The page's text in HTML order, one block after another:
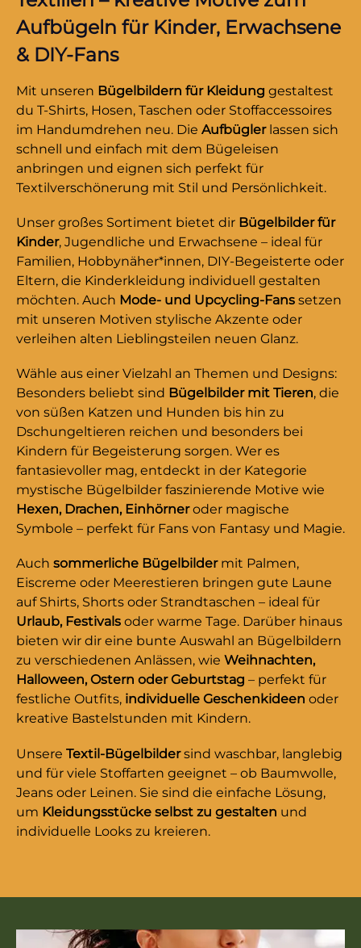
besonders charmant.Dank hochwertiger
Verarbeitung bleibt das Bügelbild langlebig,
farbstark und waschfest. Verwandle schlichte
Stoffe im Handumdrehen in ein verspieltes
Lieblingsstück – mit diesem zuckersüßen
Dino-Bügelbild im Sommer-Look!Du willst
noch mehr Bügelbilder mit Dinosauriern
entdecken? Dann wirf einen Blick auf unsere
Dino-Kollektion – und finde dein nächstes
Lieblingsmotiv!
Aufbügeln für Kinder, Erwachsene
& DIY-Fans
Mit unseren Bügelbildern für Kleidung gestaltest
du T-Shirts, Hosen, Taschen oder Stoffaccessoires
im Handumdrehen neu. Die Aufbüglerlassen sich
schnell und einfach mit dem Bügeleisen
anbringen und eignen sich perfekt für
Textilverschönerung mit Stil und Persönlichkeit.
Unser großes Sortiment bietet dir Bügelbilder für
Kinder, Jugendliche und Erwachsene – ideal für
Familien, Hobbynäher*innen, DIY-Begeisterte oder
Eltern, die Kinderkleidung individuell gestalten
möchten. Auch Mode- und Upcycling-Fans setzen
mit unseren Motiven stylische Akzente oder
verleihen alten Lieblingsteilen neuen Glanz.
Wähle aus einer Vielzahl an Themen und Designs:
Besonders beliebt sind Bügelbilder mit Tieren, die
von süßen Katzen und Hunden bis hin zu
Dschungeltieren reichen und besonders bei
Kindern für Begeisterung sorgen. Wer es
fantasievoller mag, entdeckt in der Kategorie
mystische Bügelbilder faszinierende Motive wie
Hexen, Drachen, Einhörneroder magische
Symbole – perfekt für Fans von Fantasy und Magie.
Auch sommerliche Bügelbildermit Palmen,
Eiscreme oder Meerestieren bringen gute Laune
auf Shirts, Shorts oder Strandtaschen – ideal für
Urlaub, Festivals oder warme Tage. Darüber hinaus
bieten wir dir eine bunte Auswahl an Bügelbildern
zu verschiedenen Anlässen, wie Weihnachten,
Halloween, Ostern oder Geburtstag – perfekt für
festliche Outfits, individuelle Geschenkideen oder
kreative Bastelstunden mit Kindern.
Unsere Textil-Bügelbildersind waschbar, langlebig
und für viele Stoffarten geeignet – ob Baumwolle,
Jeans oder Leinen. Sie sind die einfache Lösung,
um Kleidungsstücke selbst zu gestalten und
individuelle Looks zu kreieren.